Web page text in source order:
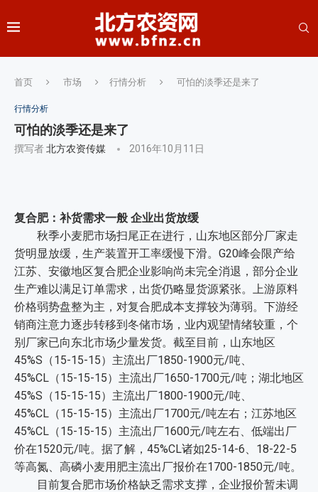
首页 市场 行情分析 可怕的淡季还是来了
行情分析
可怕的淡季还是来了
撰写者北方农资传媒 2016年10月11日
复合肥：补货需求一般 企业出货放缓
秋季小麦肥市场扫尾正在进行，山东地区部分厂家走
货明显放缓，生产装置开工率缓慢下滑。G20峰会限产给
江苏、安徽地区复合肥企业影响尚未完全消退，部分企业
生产难以满足订单需求，出货仍略显货源紧张。上游原料
价格弱势盘整为主，对复合肥成本支撑较为薄弱。下游经
销商注意力逐步转移到冬储市场，业内观望情绪较重，个
别厂家已向东北市场少量发货。截至目前，山东地区
45%S（15-15-15）主流出厂1850-1900元/吨、
45%CL（15-15-15）主流出厂1650-1700元/吨；湖北地区
45%S（15-15-15）主流出厂1800-1900元/吨、
45%CL（15-15-15）主流出厂1700元/吨左右；江苏地区
45%CL（15-15-15）主流出厂1600元/吨左右、低端出厂
价在1520元/吨。据了解，45%CL诸如25-14-6、18-22-5
等高氮、高磷小麦用肥主流出厂报价在1700-1850元/吨。
目前复合肥市场价格缺乏需求支撑，企业报价暂未调